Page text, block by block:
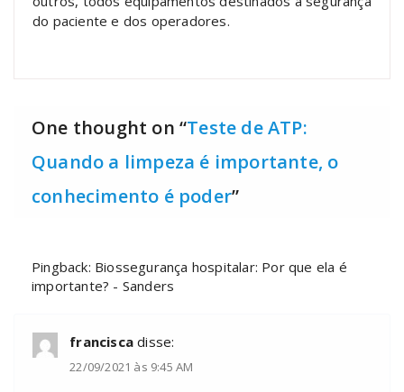
do paciente e dos operadores.
One thought on “Teste de ATP:
Quando a limpeza é importante, o
conhecimento é poder”
Pingback: Biossegurança hospitalar: Por que ela é
importante? - Sanders
francisca disse:
22/09/2021 às 9:45 AM